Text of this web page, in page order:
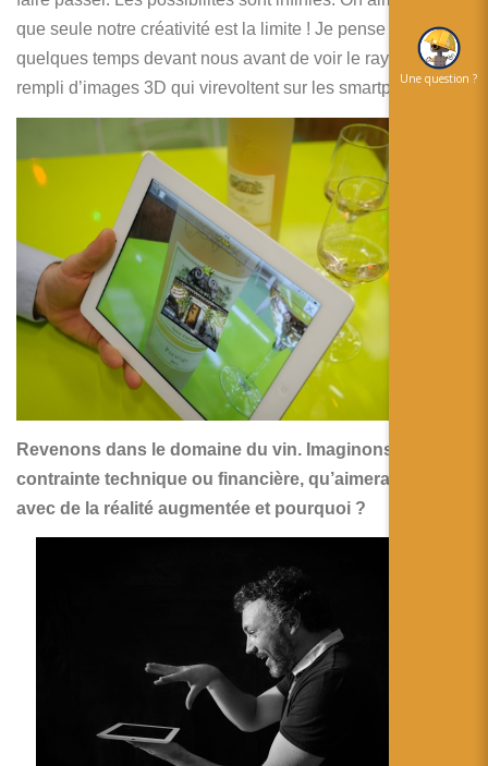
que seule notre créativité est la limite ! Je pense que l’on a
quelques temps devant nous avant de voir le rayon vin
rempli d’images 3D qui virevoltent sur les smartphones.
Revenons dans le domaine du vin. Imaginons aucune
contrainte technique ou financière, qu’aimerais-tu faire
avec de la réalité augmentée et pourquoi ?
Une question ?